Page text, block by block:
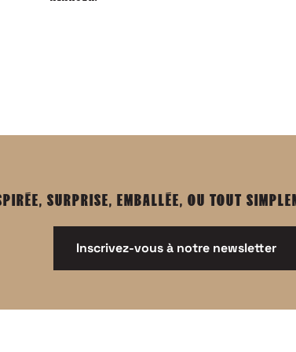
SURPRISE, EMBALLÉE, OU TOUT
Inscrivez-vous à notre newsletter